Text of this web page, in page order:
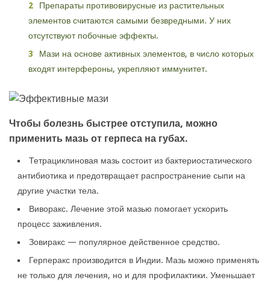
Препараты противовирусные из растительных
элементов считаются самыми безвредными. У них
отсутствуют побочные эффекты.
Мази на основе активных элементов, в число которых
входят интерфероны, укрепляют иммунитет.
Чтобы болезнь быстрее отступила, можно
применить мазь от герпеса на губах.
Тетрациклиновая мазь состоит из бактериостатического
антибиотика и предотвращает распространение сыпи на
другие участки тела.
Виворакс. Лечение этой мазью помогает ускорить
процесс заживления.
Зовиракс — популярное действенное средство.
Герперакс производится в Индии. Мазь можно применять
не только для лечения, но и для профилактики. Уменьшает